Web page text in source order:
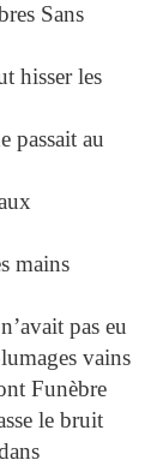
Sans
hisser les
passait au
mains
pas eu
vains
Funèbre
le bruit